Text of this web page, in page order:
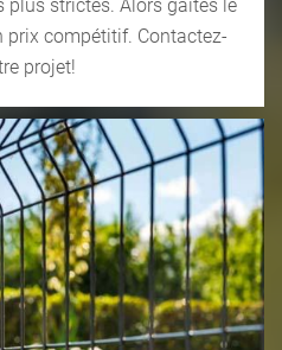
plus strictes. Alors gaites le
prix compétitif. Contactez-
projet!